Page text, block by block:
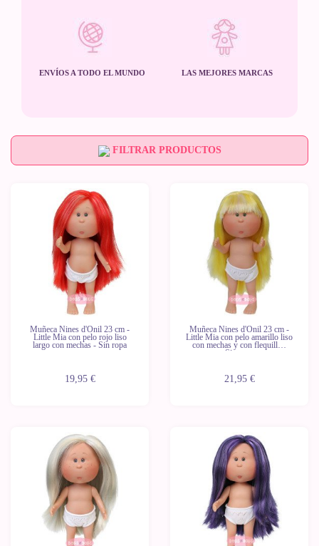
ENVÍOS A TODO EL MUNDO LAS MEJORES MARCAS
FILTRAR PRODUCTOS
Muñeca Nines d'Onil 23 cm -
Little Mia con pelo rojo liso
largo con mechas - Sin ropa
19,95 €
Muñeca Nines d'Onil 23 cm -
Little Mia con pelo amarillo liso
con mechas y con flequillo -
Sin ropa
21,95 €